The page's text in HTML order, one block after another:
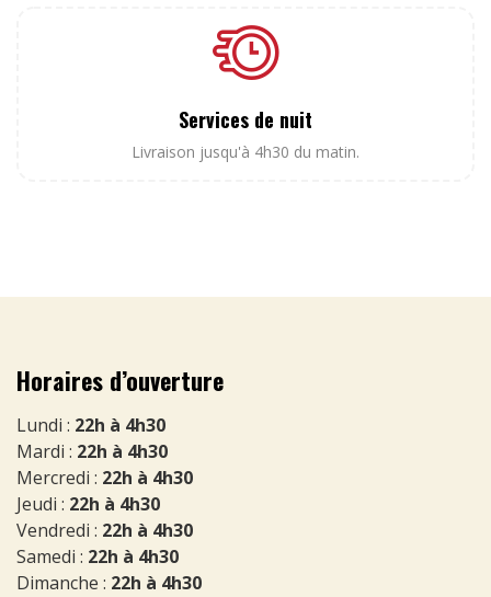
Services de nuit
Livraison jusqu'à 4h30 du matin.
Horaires d’ouverture
Lundi : 22h à 4h30
Mardi : 22h à 4h30
Mercredi : 22h à 4h30
Jeudi : 22h à 4h30
Vendredi : 22h à 4h30
Samedi : 22h à 4h30
Dimanche : 22h à 4h30